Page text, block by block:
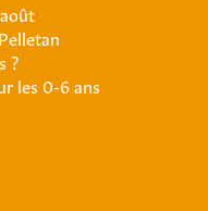
?
les 0-6 ans